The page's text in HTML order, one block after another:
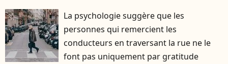
La psychologie suggère que les
personnes qui remercient les
conducteurs en traversant la rue ne le
font pas uniquement par gratitude